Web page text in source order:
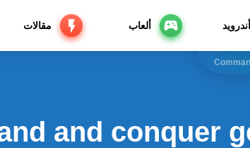
أندرويد ألعاب مقالات
and conquer